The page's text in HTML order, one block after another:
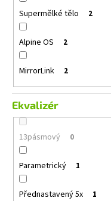
Supermělké tělo 2
Alpine OS 2
MirrorLink 2
Ekvalizér
13pásmový 0
Parametrický 1
Přednastavený 5x 1